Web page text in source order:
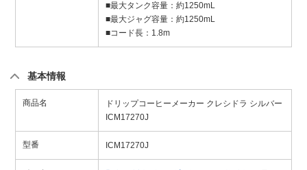
■最大タンク容量：約1250mL
■最大ジャグ容量：約1250mL
■コード長：1.8m
基本情報
商品名
ドリップコーヒーメーカー クレシドラ シルバー
ICM17270J
型番 ICM17270J